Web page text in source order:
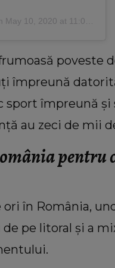
May 10, 2020 at 11:03am PDT
poveste
împreună
sport împreună
au zeci de mii
pentru
în România,
pe litoral și a